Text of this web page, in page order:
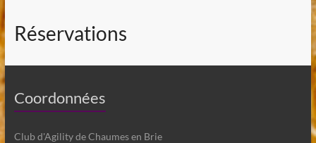
Réservations
Coordonnées
Club d'Agility de Chaumes en Brie